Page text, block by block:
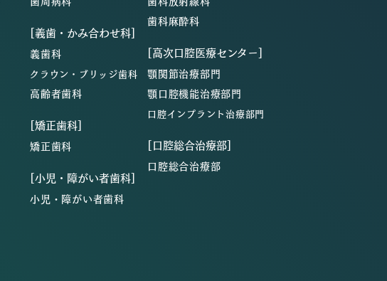
[義歯・かみ合わせ科]
義歯科
クラウン・ブリッジ歯科
高齢者歯科
[矯正歯科]
矯正歯科
[小児・障がい者歯科]
小児・障がい者歯科
歯科麻酔科
[高次口腔医療センター]
顎関節治療部門
顎口腔機能治療部門
口腔インプラント治療部門
[口腔総合治療部]
口腔総合治療部